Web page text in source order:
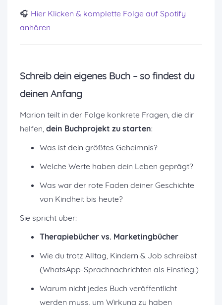
🎧 Hier Klicken & komplette Folge auf Spotify
anhören
Schreib dein eigenes Buch – so findest du
deinen Anfang
Marion teilt in der Folge konkrete Fragen, die dir
helfen, dein Buchprojekt zu starten:
Was ist dein größtes Geheimnis?
Welche Werte haben dein Leben geprägt?
Was war der rote Faden deiner Geschichte
von Kindheit bis heute?
Sie spricht über:
Therapiebücher vs. Marketingbücher
Wie du trotz Alltag, Kindern & Job schreibst
(WhatsApp-Sprachnachrichten als Einstieg!)
Warum nicht jedes Buch veröffentlicht
werden muss, um Wirkung zu haben